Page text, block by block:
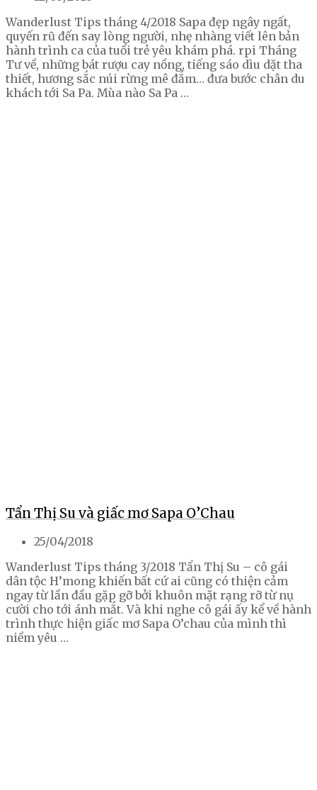
Wanderlust Tips tháng 4/2018 Sapa đẹp ngây ngất,
quyến rũ đến say lòng người, nhẹ nhàng viết lên bản
hành trình ca của tuổi trẻ yêu khám phá. rpi Tháng
Tư về, những bát rượu cay nồng, tiếng sáo dìu dặt tha
thiết, hương sắc núi rừng mê đắm… đưa bước chân du
khách tới Sa Pa. Mùa nào Sa Pa …
Tẩn Thị Su và giấc mơ Sapa O’Chau
25/04/2018
Wanderlust Tips tháng 3/2018 Tẩn Thị Su – cô gái
dân tộc H’mong khiến bất cứ ai cũng có thiện cảm
ngay từ lần đầu gặp gỡ bởi khuôn mặt rạng rỡ từ nụ
cười cho tới ánh mắt. Và khi nghe cô gái ấy kể về hành
trình thực hiện giấc mơ Sapa O’chau của mình thì
niềm yêu …